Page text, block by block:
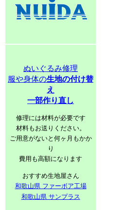
ぬいぐるみ修理
服や身体の生地の付け替
え
一部作り直し
修理には材料が必要です
材料もお送りください。
ご用意がないと何ヶ月もかか
り
費用も高額になります
おすすめ生地屋さん
和歌山県 ファーボア工場
和歌山県 サンプラス